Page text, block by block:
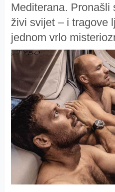
Mediterana. Pronašli
živi svijet – i tragove
jednom vrlo